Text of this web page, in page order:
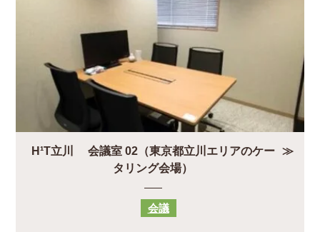
H¹T立川 会議室 02（東京都立川エリアのケー
タリング会場）
会議